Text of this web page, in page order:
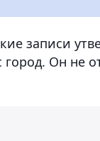
записи
Он не